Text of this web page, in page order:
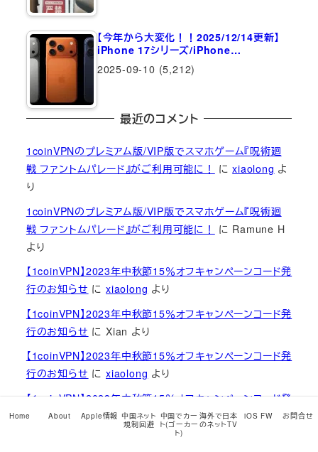
【今年から大変化！！2025/12/14更新】
iPhone 17シリーズ/iPhone…
2025-09-10 (5,212)
最近のコメント
1coinVPNのプレミアム版/VIP版でスマホゲーム『呪術廻
戦 ファントムパレード』がご利用可能に！
にxiaolong よ
り
1coinVPNのプレミアム版/VIP版でスマホゲーム『呪術廻
戦 ファントムパレード』がご利用可能に！
に Ramune H
より
【1coinVPN】2023年中秋節15％オフキャンペーンコード発
行のお知らせ にxiaolong より
【1coinVPN】2023年中秋節15％オフキャンペーンコード発
行のお知らせ にXian より
【1coinVPN】2023年中秋節15％オフキャンペーンコード発
行のお知らせ にxiaolong より
【1coinVPN】2023年中秋節15％オフキャンペーンコード発
行のお知らせにXianより
1coinVPNのプレミアム版/VIP版でスマホゲーム『呪術廻
Home About Apple情報 中国ネット
規制回避
中国でカー
ト(ゴーカー
ト)
海外で日本
のネットTV
iOS FW お問合せ